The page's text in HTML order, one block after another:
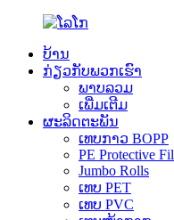
ບ້ານ
ກ່ຽວ​ກັບ​ພວກ​ເຮົາ
ພາບລວມ
ເພີ່ມເຕີມ
ຜະລິດຕະພັນ
ເທບກາວ BOPP
PE Protective
Jumbo Rolls
ເທບ PET
ເທບ PVC